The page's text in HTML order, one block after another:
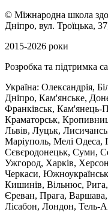
© Міжнародна школа
Дніпро, вул. Троїцька,
2015-2026 роки
Розробка та підтримка
Україна: Олександрія,
Дніпро, Кам'янське,
Франківськ, Кам'янець-
Краматорськ,
Львів, Луцьк,
Маріуполь, Мелі Одеса,
Сєвєродонецьк, Суми,
Ужгород, Харків,
Черкаси, Южноукраїнськ
Кишинів, Вільнюс, Рига,
Єреван, Прага,
Лісабон, Лондон, Тель-